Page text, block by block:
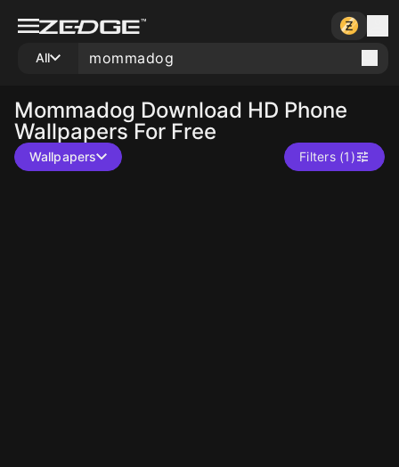
All
Mommadog Download HD Phone
Wallpapers For Free
Wallpapers Filters (1)